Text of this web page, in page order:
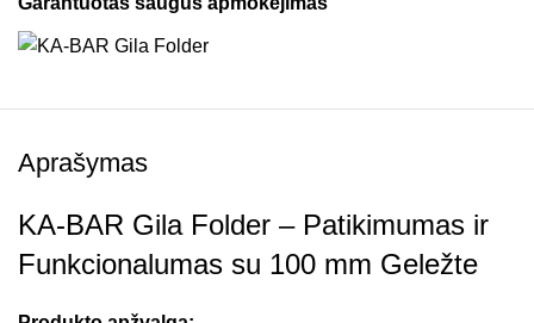
Aprašymas
KA-BAR Gila Folder – Patikimumas ir
Funkcionalumas su 100 mm Geležte